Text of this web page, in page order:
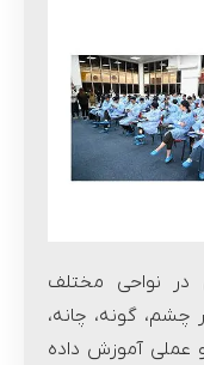
در نواحی مختلف
چشم، گونه، چانه،
عملی آموزش داده